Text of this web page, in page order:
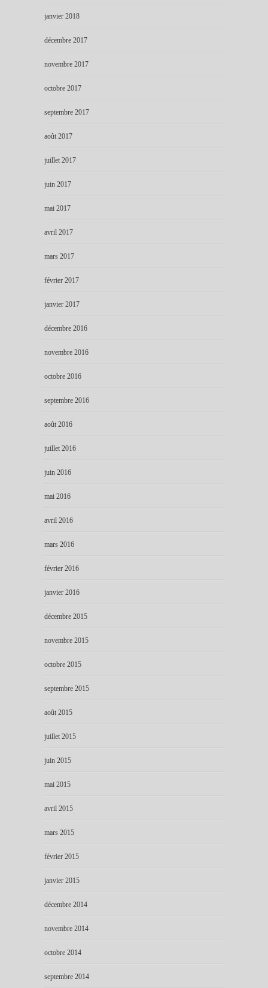
janvier 2018
décembre 2017
novembre 2017
octobre 2017
septembre 2017
août 2017
juillet 2017
juin 2017
mai 2017
avril 2017
mars 2017
février 2017
janvier 2017
décembre 2016
novembre 2016
octobre 2016
septembre 2016
août 2016
juillet 2016
juin 2016
mai 2016
avril 2016
mars 2016
février 2016
janvier 2016
décembre 2015
novembre 2015
octobre 2015
septembre 2015
août 2015
juillet 2015
juin 2015
mai 2015
avril 2015
mars 2015
février 2015
janvier 2015
décembre 2014
novembre 2014
octobre 2014
septembre 2014